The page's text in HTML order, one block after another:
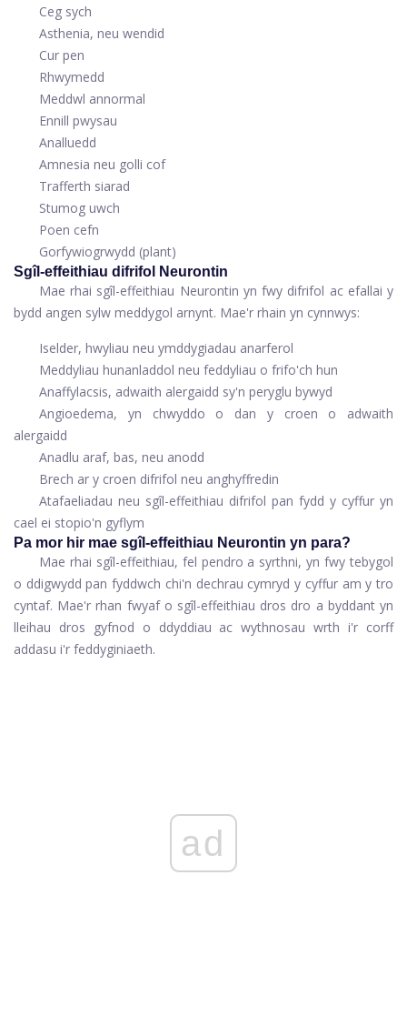
Ceg sych
Asthenia, neu wendid
Cur pen
Rhwymedd
Meddwl annormal
Ennill pwysau
Analluedd
Amnesia neu golli cof
Trafferth siarad
Stumog uwch
Poen cefn
Gorfywiogrwydd (plant)
Sgîl-effeithiau difrifol Neurontin
Mae rhai sgîl-effeithiau Neurontin yn fwy difrifol ac efallai y
bydd angen sylw meddygol arnynt. Mae'r rhain yn cynnwys:
Iselder, hwyliau neu ymddygiadau anarferol
Meddyliau hunanladdol neu feddyliau o frifo'ch hun
Anaffylacsis, adwaith alergaidd sy'n peryglu bywyd
Angioedema, yn chwyddo o dan y croen o adwaith
alergaidd
Anadlu araf, bas, neu anodd
Brech ar y croen difrifol neu anghyffredin
Atafaeliadau neu sgîl-effeithiau difrifol pan fydd y cyffur yn
cael ei stopio'n gyflym
Pa mor hir mae sgîl-effeithiau Neurontin yn para?
Mae rhai sgîl-effeithiau, fel pendro a syrthni, yn fwy tebygol
o ddigwydd pan fyddwch chi'n dechrau cymryd y cyffur am y tro
cyntaf. Mae'r rhan fwyaf o sgîl-effeithiau dros dro a byddant yn
lleihau dros gyfnod o ddyddiau ac wythnosau wrth i'r corff
addasu i'r feddyginiaeth.
ad